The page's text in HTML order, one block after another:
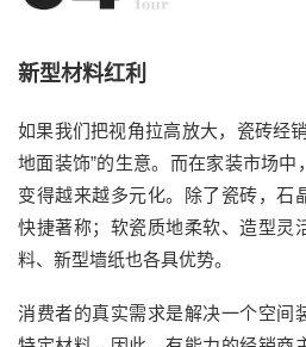
新型材料红利
如果我们把视角拉高放大，瓷砖经
地面装饰”的生意。而在家装市场
变得越来越多元化。除了瓷砖，石
快捷著称；软瓷质地柔软、造型灵
料、新型墙纸也各具优势。
消费者的真实需求是解决一个空间